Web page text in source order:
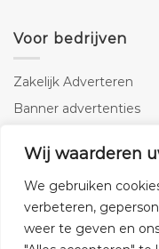
Wij waarderen
We gebruiken
verbeteren,
weer te geven en
Voor bedrijven
Zakelijk Adverteren
Banner advertenties
SEO copywriting